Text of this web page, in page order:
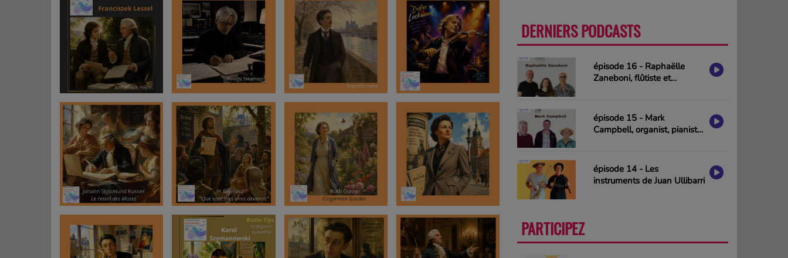
DERNIERS PODCASTS
épisode 16 - Raphaëlle
Zaneboni, flûtiste et
épisode 15 - Mark
Campbell, organist, pianist
épisode 14 - Les
instruments de Juan Ullibarri
PARTICIPEZ